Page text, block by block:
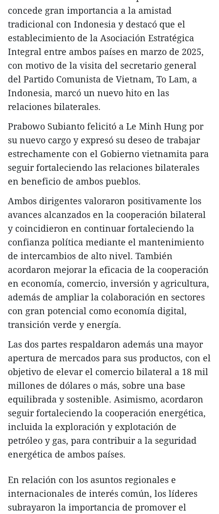
concede gran importancia a la amistad
tradicional con Indonesia y destacó que el
establecimiento de la Asociación Estratégica
Integral entre ambos países en marzo de 2025,
con motivo de la visita del secretario general
del Partido Comunista de Vietnam, To Lam, a
Indonesia, marcó un nuevo hito en las
relaciones bilaterales.​
Prabowo Subianto felicitó a Le Minh Hung por
su nuevo cargo y expresó su deseo de trabajar
estrechamente con el Gobierno vietnamita para
seguir fortaleciendo las relaciones bilaterales
en beneficio de ambos pueblos.
Ambos dirigentes valoraron positivamente los
avances alcanzados en la cooperación bilateral
y coincidieron en continuar fortaleciendo la
confianza política mediante el mantenimiento
de intercambios de alto nivel. También
acordaron mejorar la eficacia de la cooperación
en economía, comercio, inversión y agricultura,
además de ampliar la colaboración en sectores
con gran potencial como economía digital,
transición verde y energía.​
Las dos partes respaldaron además una mayor
apertura de mercados para sus productos, con el
objetivo de elevar el comercio bilateral a 18 mil
millones de dólares o más, sobre una base
equilibrada y sostenible. Asimismo, acordaron
seguir fortaleciendo la cooperación energética,
incluida la exploración y explotación de
petróleo y gas, para contribuir a la seguridad
energética de ambos países.
En relación con los asuntos regionales e
internacionales de interés común, los líderes
subrayaron la importancia de promover el